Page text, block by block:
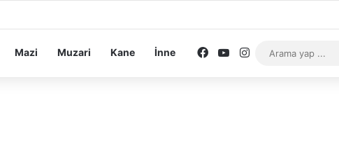
Mazi Muzari Kane İnne Facebook
YouTube
Instagram